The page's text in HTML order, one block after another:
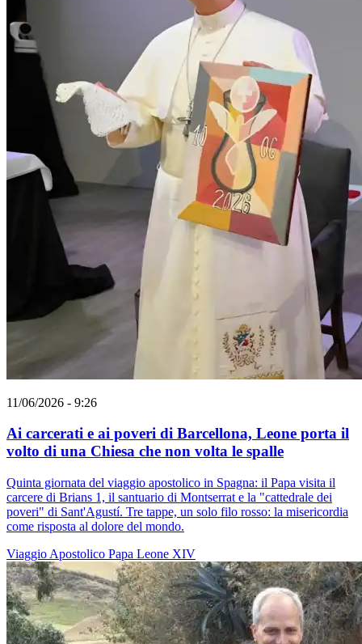
11/06/2026 - 9:26
Ai carcerati e ai poveri di Barcellona, Leone porta il
volto di una Chiesa che non volta le spalle
Quinta giornata del viaggio apostolico in Spagna: il Papa visita il
carcere di Brians 1, il santuario di Montserrat e la "cattedrale dei
poveri" di Sant'Agustí. Tre tappe, un solo filo rosso: la misericordia
come risposta al dolore del mondo.
Viaggio Apostolico Papa Leone XIV